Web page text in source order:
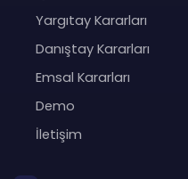
Yargıtay Kararları
Danıştay Kararları
Emsal Kararları
Demo
İletişim